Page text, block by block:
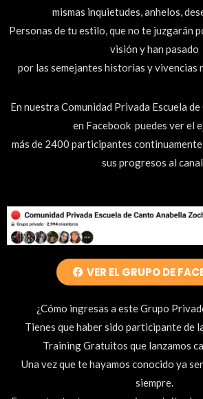
mismas inquietudes, anhelos,
Personas de tu estilo, que no te juzgarán
visión y han pasado
por las semejantes historias y vivencias
En nuestra Comunidad Privada Escuela
en Facebook puedes ver el
más de 2400 participantes
sus progresos al canal.
VER EL GRUPO DE
¿Cómo ingresas a este Grupo
Tienes que haber sido participante de
Training Gratuitos que lanzamos
Una vez que te hayamos conocido ya
siempre.